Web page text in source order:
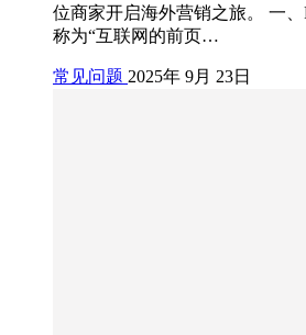
位商家开启海外营销之旅。 一、
称为“互联网的前页…
常见问题 2025年 9月 23日